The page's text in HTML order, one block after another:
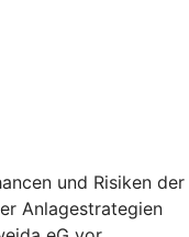
und Risiken der
Anlagestrategien